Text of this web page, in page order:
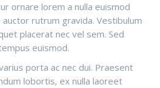
ornare lorem a nulla euismod
auctor rutrum gravida. Vestibulum
placerat nec vel sem. Sed
euismod.
porta ac nec dui. Praesent
lobortis, ex nulla laoreet